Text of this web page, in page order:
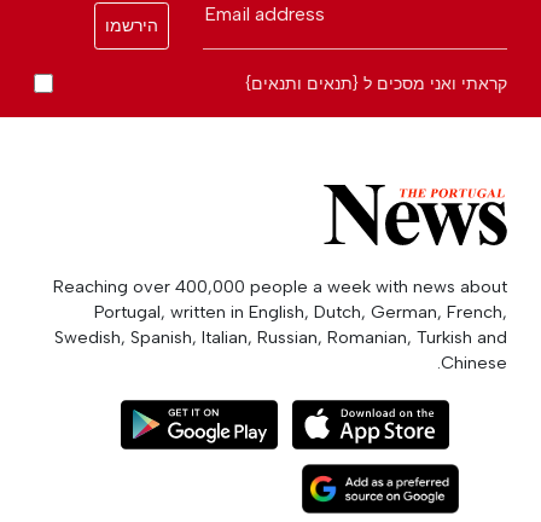
Email address
הירשמו
קראתי ואני מסכים ל {תנאים ותנאים}
Reaching over 400,000 people a week with news about
Portugal, written in English, Dutch, German, French,
Swedish, Spanish, Italian, Russian, Romanian, Turkish and
Chinese.